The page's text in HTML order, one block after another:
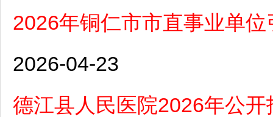
2026年铜仁市市直事业单
2026-04-23
德江县人民医院2026年公